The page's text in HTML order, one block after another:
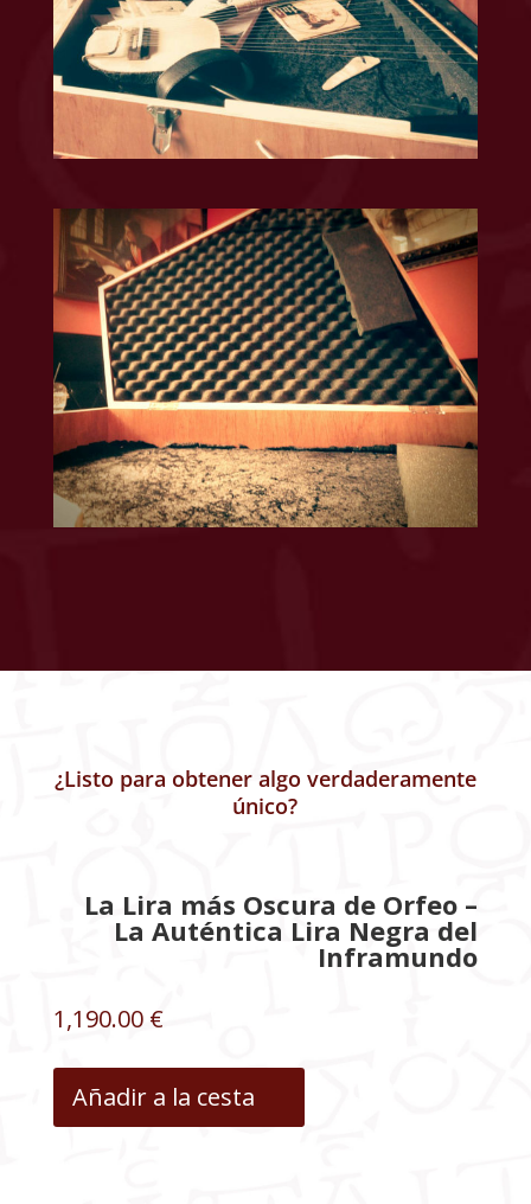
¿Listo para obtener algo verdaderamente
único?
La Lira más Oscura de Orfeo –
La Auténtica Lira Negra del
Inframundo
1,190.00 €
Αñadir a la cesta